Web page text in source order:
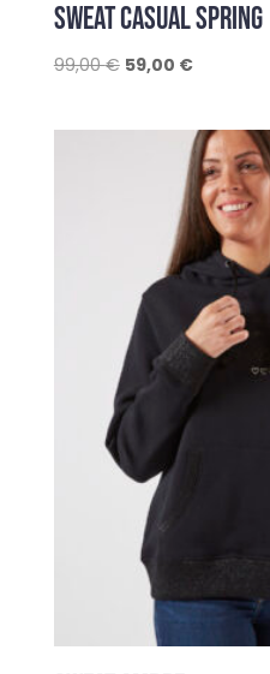
SWEAT CASUAL SPRING
99,00€ Le
99,00 €.
59,00 €Le
est :
59,00 €.